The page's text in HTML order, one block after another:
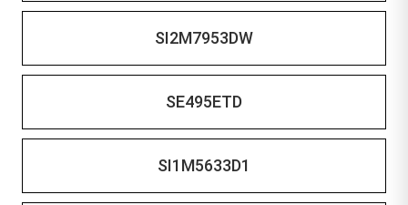
SI2M7953DW
SE495ETD
SI1M5633D1